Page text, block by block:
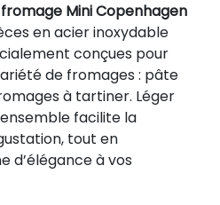
Mini Copenhagen
en acier inoxydable
conçues pour
de fromages : pâte
à tartiner. Léger
facilite la
tout en
d’élégance à vos